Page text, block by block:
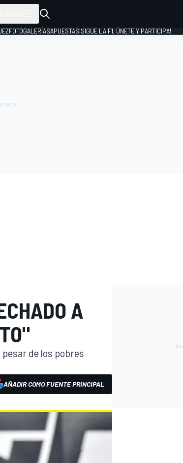
FOTOGALERÍASAPUESTAS¡SIGUE LA F1, ÚNETE Y PARTICIPA!
A
pesar de los pobres
AÑADIR COMO FUENTE PRINCIPAL